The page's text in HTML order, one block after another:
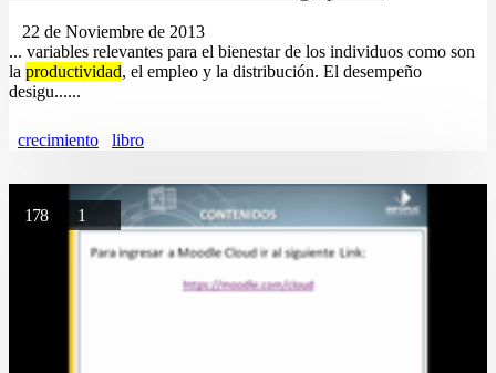
22 de Noviembre de 2013
... variables relevantes para el bienestar de los individuos como son
la productividad, el empleo y la distribución. El desempeño
desigu......
crecimiento libro
178 1